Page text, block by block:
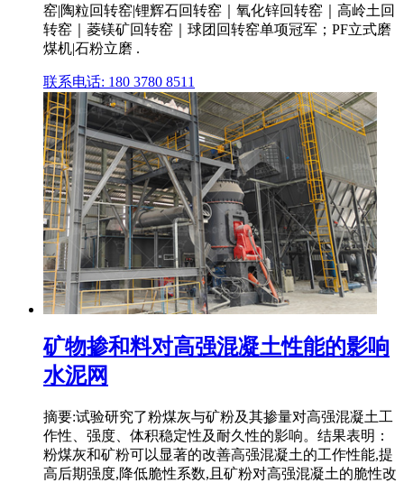
窑|陶粒回转窑|锂辉石回转窑｜氧化锌回转窑｜高岭土回
转窑｜菱镁矿回转窑｜球团回转窑单项冠军；PF立式磨
煤机|石粉立磨 .
联系电话: 180 3780 8511
矿物掺和料对高强混凝土性能的影响
水泥网
摘要:试验研究了粉煤灰与矿粉及其掺量对高强混凝土工
作性、强度、体积稳定性及耐久性的影响。结果表明：
粉煤灰和矿粉可以显著的改善高强混凝土的工作性能,提
高后期强度,降低脆性系数,且矿粉对高强混凝土的脆性改